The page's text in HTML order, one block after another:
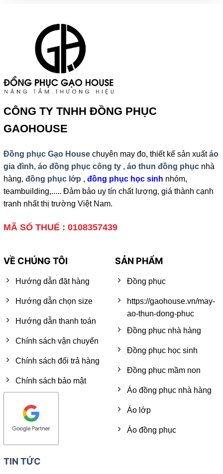
CÔNG TY TNHH ĐỒNG PHỤC
GAOHOUSE
Đồng phục Gạo Housechuyên may đo, thiết kế sản xuấtáo
gia đình, áo đồng phục công ty, áo thun đồng phụcnhà
hàng, đồng phục lớp , đồng phục học sinh nhóm,
teambuilding,..... Đảm bảo uy tín chất lượng, giá thành cạnh
tranh nhất thị trường Việt Nam.
MÃ SỐ THUẾ : 0108357439
VỀ CHÚNG TÔI
Hướng dẫn đặt hàng
Hướng dẫn chọn size
Hướng dẫn thanh toán
Chính sách vận chuyển
Chính sách đổi trả hàng
Chính sách bảo mật
SẢN PHẨM
Đồng phục
https://gaohouse.vn/may-
ao-thun-dong-phuc
Đồng phục nhà hàng
Đồng phục học sinh
Đồng phục mầm non
Áo đồng phục nhà hàng
Áo lớp
Áo đồng phục
TIN TỨC